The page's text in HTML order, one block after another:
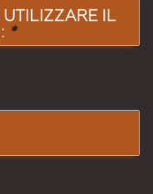
UTILIZZARE IL
*